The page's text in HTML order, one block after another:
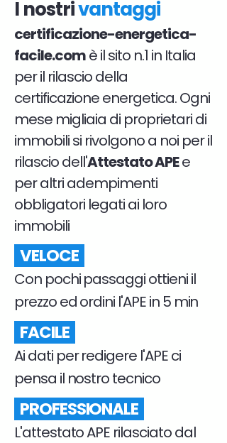
I nostrivantaggi
certificazione-energetica-
facile.comè il sito n.1 in Italia
per il rilascio della
certificazione energetica. Ogni
mese migliaia di proprietari di
immobili si rivolgono a noi per il
rilascio dell'Attestato APEe
per altri adempimenti
obbligatori legati ai loro
immobili
VELOCE
Con pochi passaggi ottieni il
prezzo ed ordini l'APE in 5 min
FACILE
Ai dati per redigere l'APE ci
pensa il nostro tecnico
PROFESSIONALE
L'attestato APE rilasciato dal